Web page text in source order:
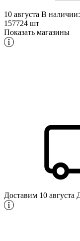
10 августа В наличии:
157724 шт
Показать магазины
Доставим 10 августа